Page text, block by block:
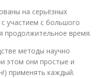
на серьёзных
участием с большого
продолжительное время.
методы научно
этом они простые и
применять каждый.